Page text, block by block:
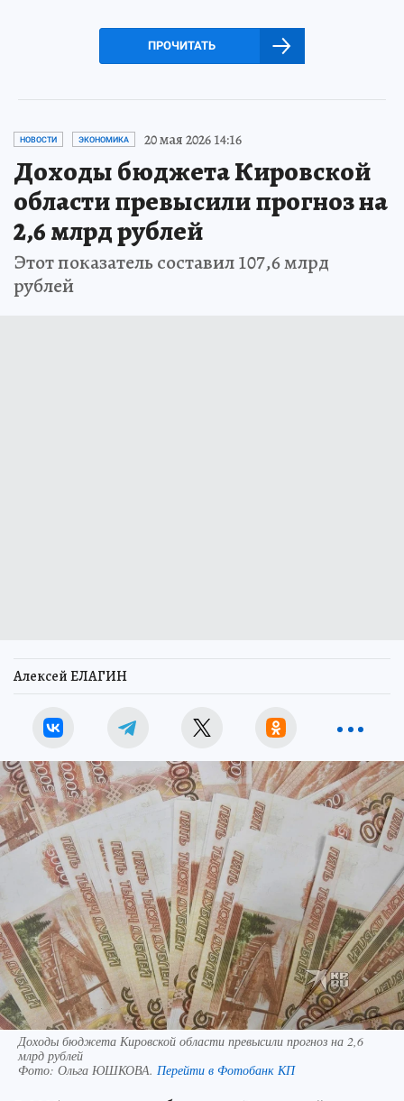
ПРОЧИТАТЬ
НОВОСТИ ЭКОНОМИКА 20 мая 2026 14:16
Доходы бюджета Кировской
области превысили прогноз на
2,6 млрд рублей
Этот показатель составил 107,6 млрд
рублей
Алексей ЕЛАГИН
Доходы бюджета Кировской области превысили прогноз на 2,6
млрд рублей
Фото: Ольга ЮШКОВА. Перейти в Фотобанк КП